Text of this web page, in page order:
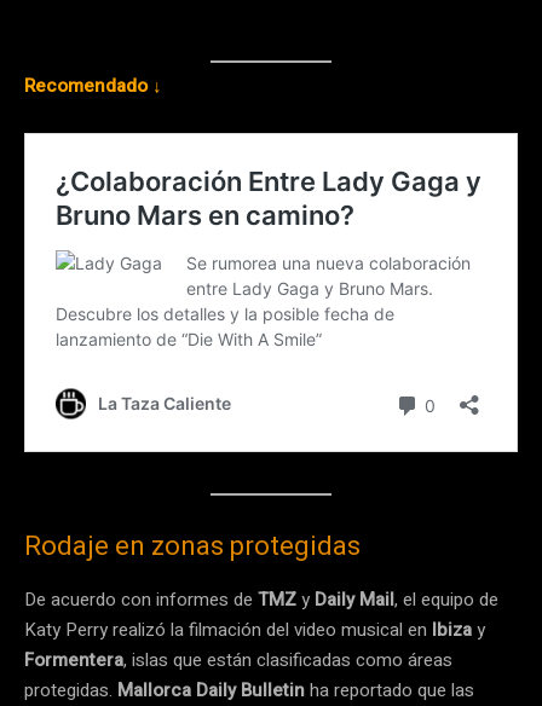
Recomendado ↓
Rodaje en zonas protegidas
De acuerdo con informes de TMZy Daily Mail, el equipo de
Katy Perry realizó la filmación del video musical en Ibizay
Formentera, islas que están clasificadas como áreas
protegidas. Mallorca Daily Bulletinha reportado que las